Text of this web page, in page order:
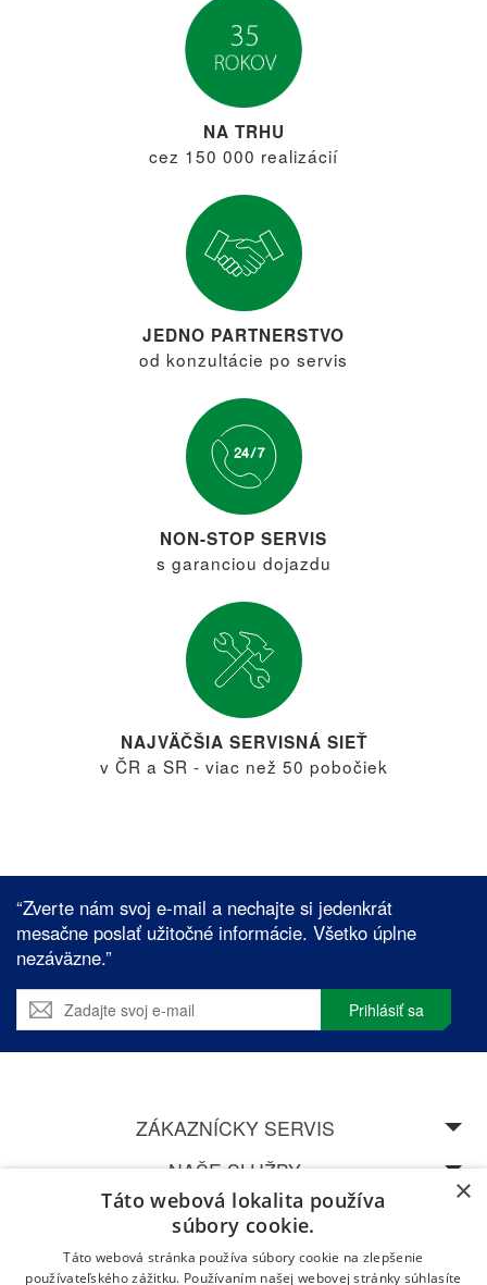
NA TRHU
cez 150 000 realizácií
JEDNO PARTNERSTVO
od konzultácie po servis
NON-STOP SERVIS
s garanciou dojazdu
NAJVÄČŠIA SERVISNÁ SIEŤ
v ČR a SR - viac než 50 pobočiek
“Zverte nám svoj e-mail a nechajte si jedenkrát
mesačne poslať užitočné informácie. Všetko úplne
nezáväzne.”
Prihlásiť sa
ZÁKAZNÍCKY SERVIS
NAŠE SLUŽBY
SPEDOS
NAVŠTÍVTE NAŠU CENTRÁLU V ŽILINĚ
×
Táto webová lokalita používa
súbory cookie.
Táto webová stránka používa súbory cookie na zlepšenie
používateľského zážitku. Používaním našej webovej stránky súhlasíte